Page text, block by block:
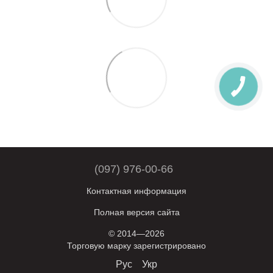
(097) 976-00-66
Контактная информация
Полная версия сайта
© 2014—2026
Торговую марку зарегистрировано
Рус Укр